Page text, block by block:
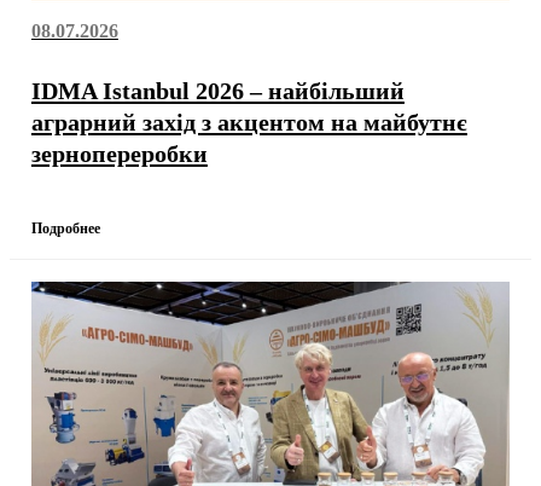
08.07.2026
IDMA Istanbul 2026 – найбільший
аграрний захід з акцентом на майбутнє
зернопереробки
Подробнее